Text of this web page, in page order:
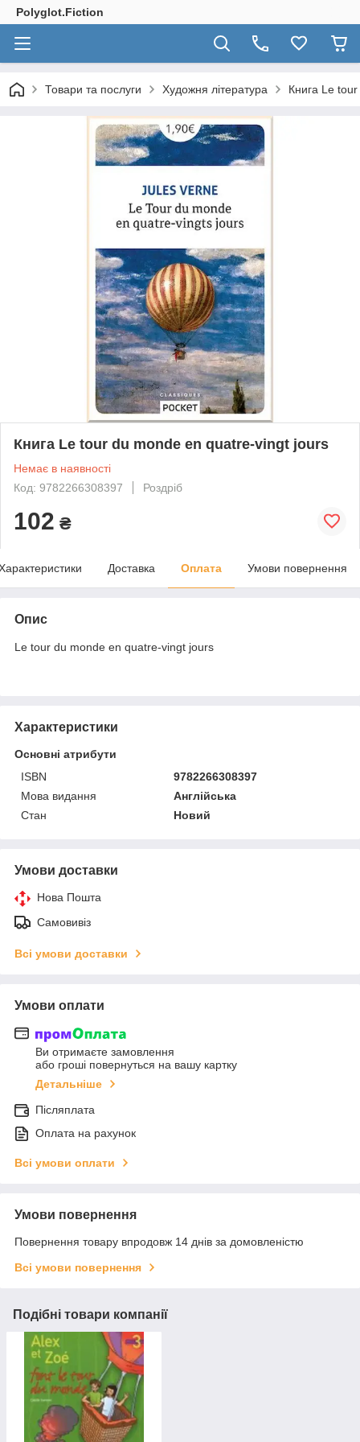
Polyglot.Fiction
Товари та послуги Художня література Книга Le
Книга Le tour du monde en quatre-vingt jours
Немає в наявності
Код: 9782266308397
Роздріб
102 ₴
Доставка Оплата Умови повернення
Опис
Le tour du monde en quatre-vingt jours
Характеристики
Основні атрибути
ISBN
9782266308397
Мова видання
Англійська
Стан
Новий
Умови доставки
Нова Пошта
Самовивіз
Всі умови доставки
Умови оплати
Ви отримаєте замовлення
або гроші повернуться на вашу картку
Детальніше
Післяплата
Оплата на рахунок
Всі умови оплати
Умови повернення
Повернення товару впродовж 14 днів за домовленістю
Всі умови повернення
Подібні товари компанії